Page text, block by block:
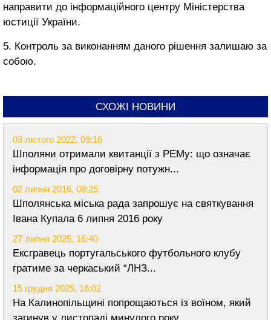
направити до інформаційного центру Міністерства
юстиції України.
5. Контроль за виконанням даного рішення залишаю за
собою.
СХОЖІ НОВИНИ
03 лютого 2022, 09:16
Шполяни отримали квитанції з РЕМу: що означає
інформація про договірну потужн...
02 липня 2016, 08:25
Шполянська міська рада запрошує на святкування
Івана Купала 6 липня 2016 року
27 липня 2025, 16:40
Ексгравець португальського футбольного клубу
гратиме за черкаський “ЛНЗ...
15 грудня 2025, 16:02
На Калинопільщині попрощаються із воїном, який
загинув у листопаді минулого року